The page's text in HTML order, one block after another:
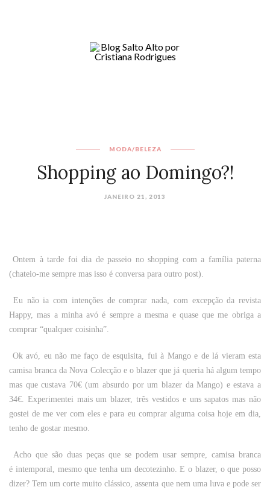
MODA/BELEZA
Shopping ao Domingo?!
JANEIRO 21, 2013
Ontem à tarde foi dia de passeio no shopping com a família paterna
(chateio-me sempre mas isso é conversa para outro post).
Eu não ia com intenções de comprar nada, com excepção da revista
Happy, mas a minha avó é sempre a mesma e quase que me obriga a
comprar “qualquer coisinha”.
Ok avó, eu não me faço de esquisita, fui à Mango e de lá vieram esta
camisa branca da Nova Colecção e o blazer que já queria há algum tempo
mas que custava 70€ (um absurdo por um blazer da Mango) e estava a
34€. Experimentei mais um blazer, três vestidos e uns sapatos mas não
gostei de me ver com eles e para eu comprar alguma coisa hoje em dia,
tenho de gostar mesmo.
Acho que são duas peças que se podem usar sempre, camisa branca
é intemporal, mesmo que tenha um decotezinho. E o blazer, o que posso
dizer? Tem um corte muito clássico, assenta que nem uma luva e pode ser